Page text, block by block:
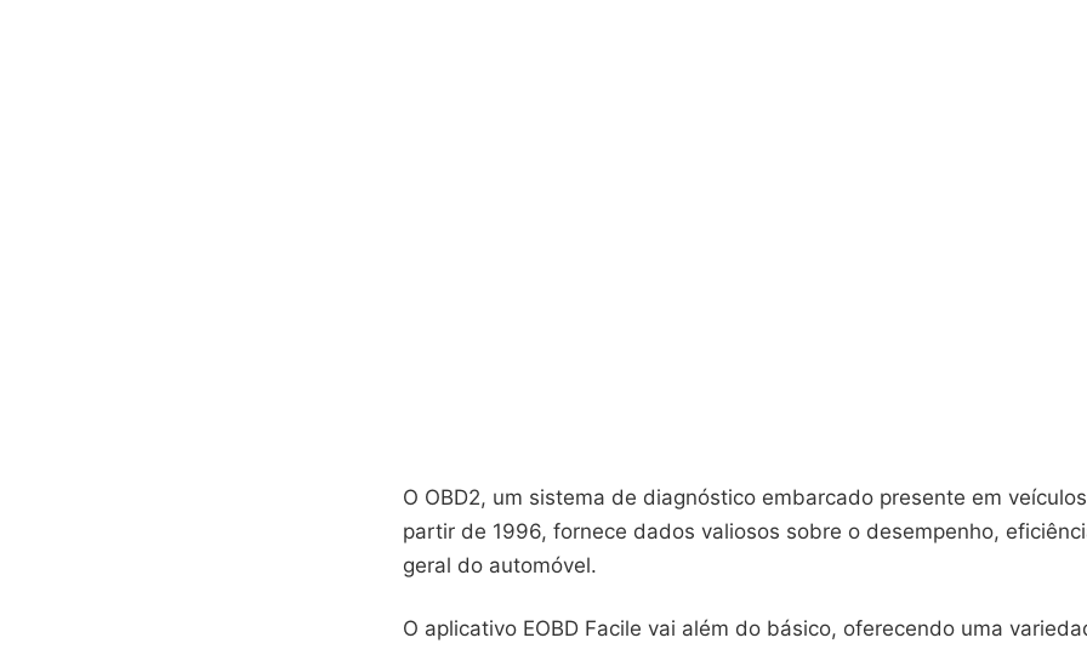
O OBD2, um sistema de diagnóstico embarcado presente em
partir de 1996, fornece dados valiosos sobre o desempenho,
geral do automóvel.
O aplicativo EOBD Facile vai além do básico, oferecendo uma